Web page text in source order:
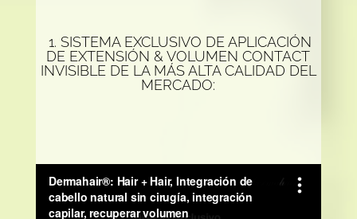
1. SISTEMA EXCLUSIVO DE APLICACIÓN
DE EXTENSIÓN & VOLUMEN CONTACT
INVISIBLE DE LA MÁS ALTA CALIDAD DEL
MERCADO: